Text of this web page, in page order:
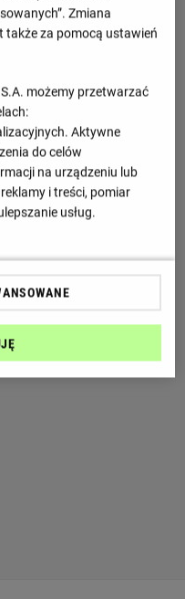
Zmiana
także za pomocą ustawień
możemy przetwarzać
Aktywne
do celów
na urządzeniu lub
i treści, pomiar
i ulepszanie usług.